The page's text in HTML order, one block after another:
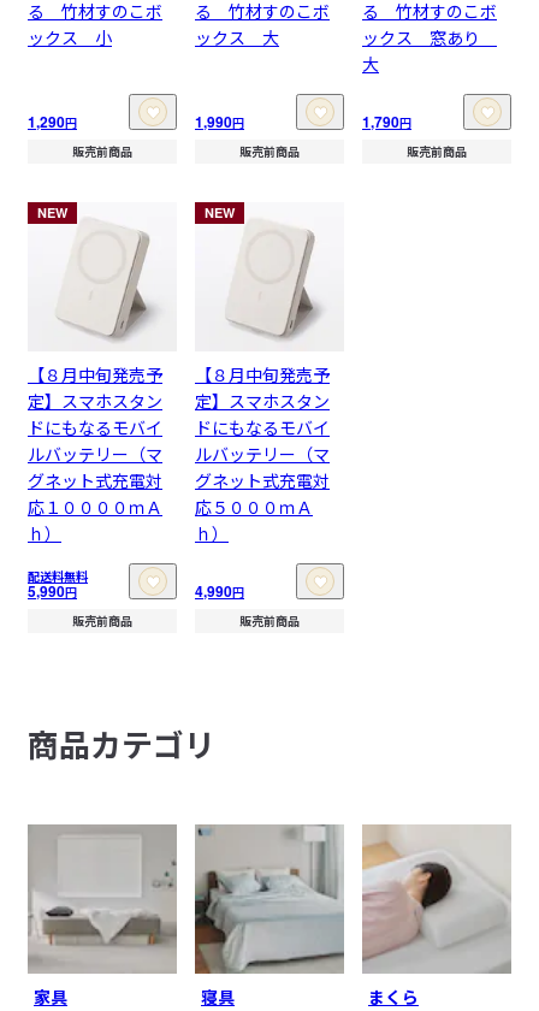
る 竹材すのこボ
ックス 小
1,290円
販売前商品
る 竹材すのこボ
ックス 大
1,990円
販売前商品
る 竹材すのこボ
ックス 窓あり
大
1,790円
販売前商品
NEW
【８月中旬発売予
定】スマホスタン
ドにもなるモバイ
ルバッテリー（マ
グネット式充電対
応１００００ｍＡ
ｈ）
配送料無料
5,990円
販売前商品
NEW
【８月中旬発売予
定】スマホスタン
ドにもなるモバイ
ルバッテリー（マ
グネット式充電対
応５０００ｍＡ
ｈ）
4,990円
販売前商品
商品カテゴリ
家具 寝具 まくら